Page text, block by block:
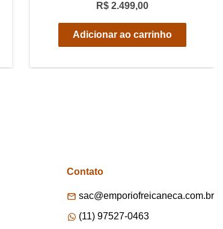
R$ 2.499,00
Adicionar ao carrinho
Contato
sac@emporiofreicaneca.com.br
(11) 97527-0463